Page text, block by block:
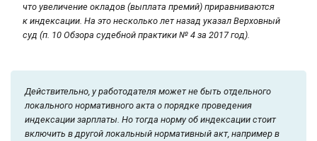
что увеличение окладов (выплата премий) приравниваются
к индексации. На это несколько лет назад указал Верховный
суд (п. 10 Обзора судебной практики № 4 за 2017 год).
Действительно, у работодателя может не быть отдельного
локального нормативного акта о порядке проведения
индексации зарплаты. Но тогда норму об индексации стоит
включить в другой локальный нормативный акт, например в